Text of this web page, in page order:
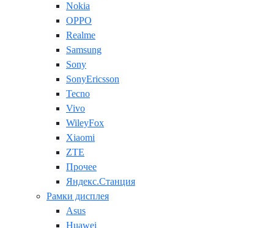
Nokia
OPPO
Realme
Samsung
Sony
SonyEricsson
Tecno
Vivo
WileyFox
Xiaomi
ZTE
Прочее
Яндекс.Станция
Рамки дисплея
Asus
Huawei